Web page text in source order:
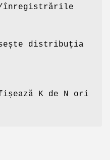
înregistrările
distribuția
K de N ori